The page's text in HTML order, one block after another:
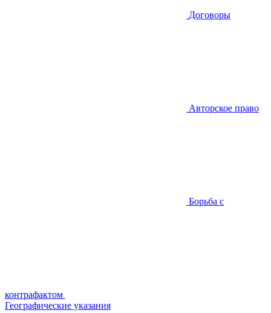
Договоры
Авторское право
Борьба с
контрафактом
Географические указания